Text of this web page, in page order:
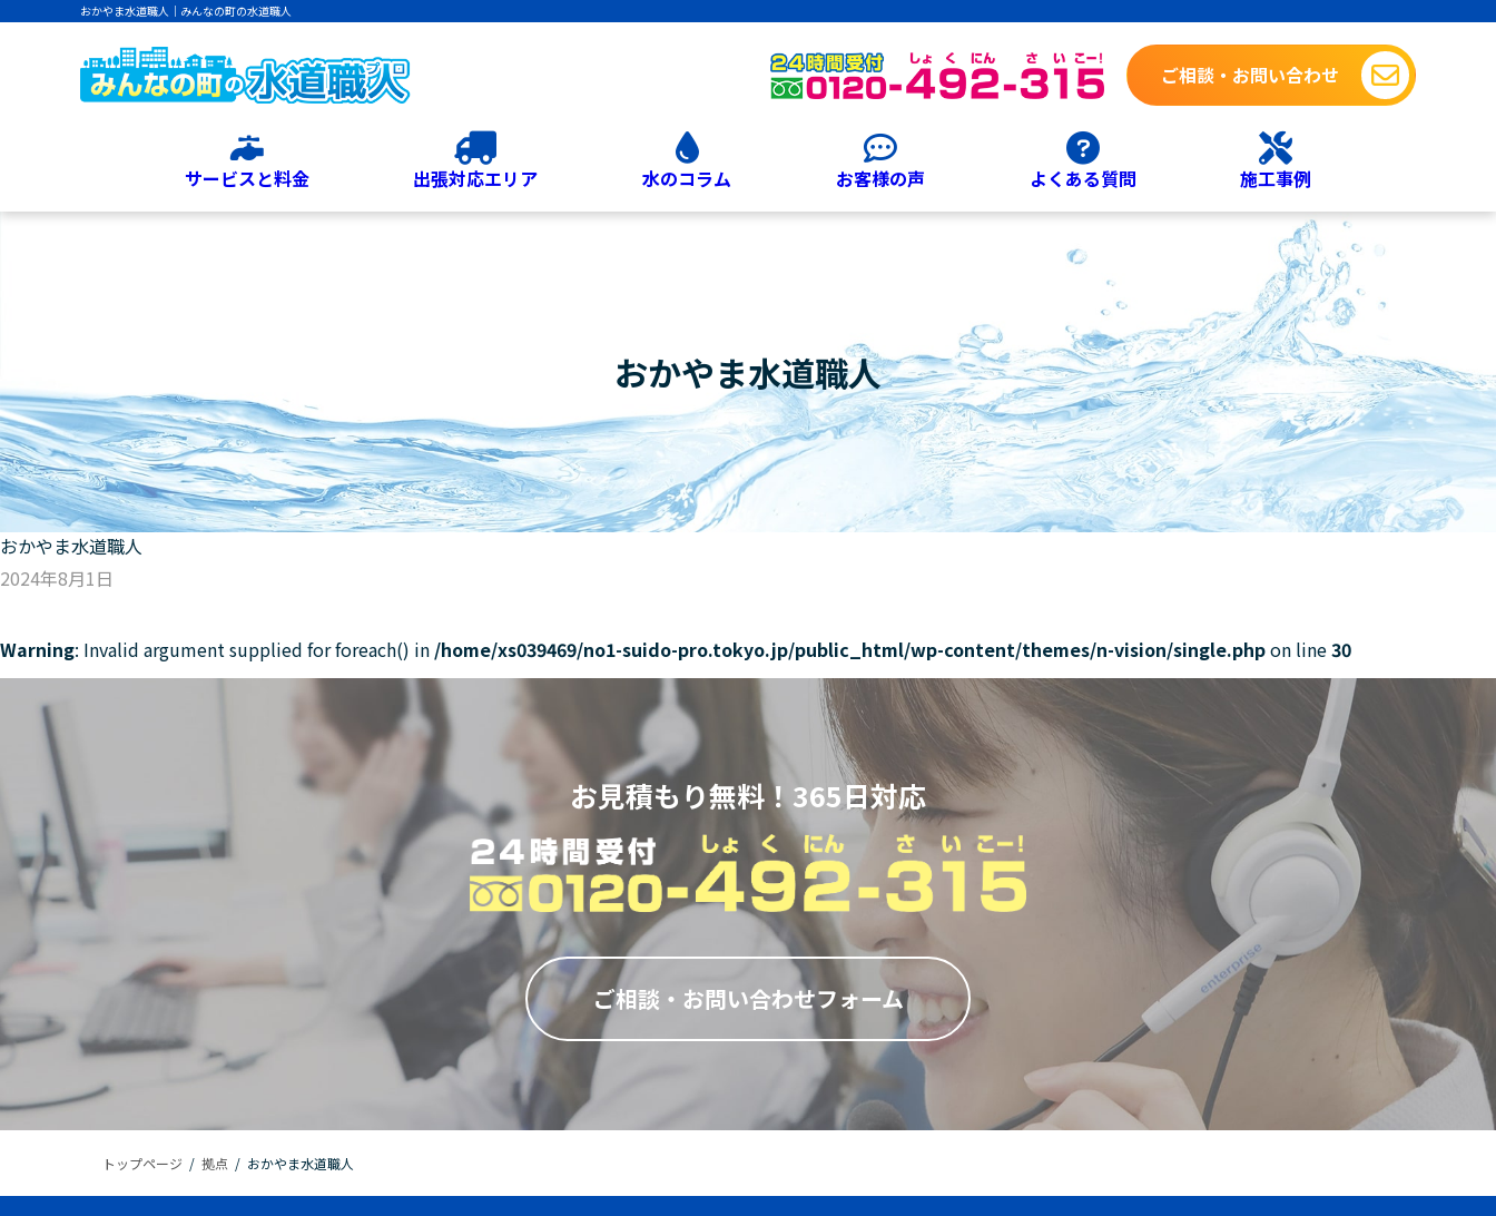
おかやま水道職人｜みんなの町の水道職人
ご相談・お問い合わせ
サービスと料金 出張対応エリア 水のコラム お客様の声 よくある質問 施工事例
おかやま水道職人
おかやま水道職人
2024年8月1日
Warning: Invalid argument supplied for foreach() in /home/xs039469/no1-suido-pro.tokyo.jp/public_html/wp-content/themes/n-vision/single.phpon line30
お見積もり無料！365日対応
ご相談・お問い合わせフォーム
トップページ / 拠点 / おかやま水道職人